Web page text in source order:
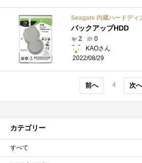
バックアップHDD
2
0
KAOさん
2022/08/29
前へ 4 次へ
カテゴリー
すべて